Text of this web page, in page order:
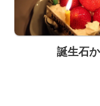
誕生石